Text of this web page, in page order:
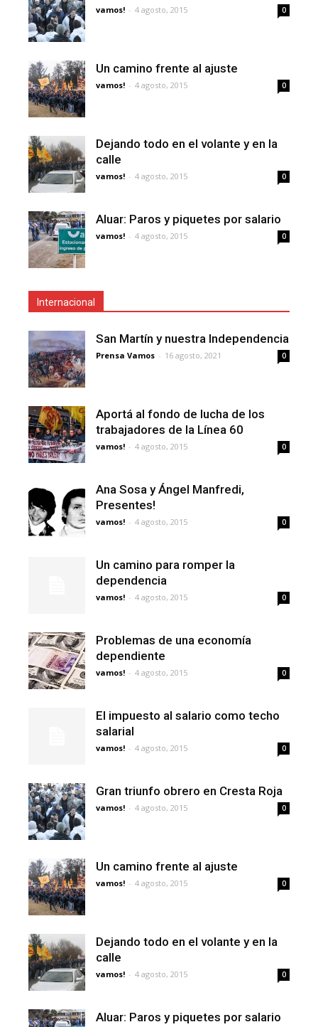
vamos! - 4 agosto, 2015 0
Un camino frente al ajuste
vamos! - 4 agosto, 2015 0
Dejando todo en el volante y en la
calle
vamos! - 4 agosto, 2015 0
Aluar: Paros y piquetes por salario
vamos! - 4 agosto, 2015 0
Internacional
San Martín y nuestra Independencia
Prensa Vamos - 16 agosto, 2021 0
Aportá al fondo de lucha de los
trabajadores de la Línea 60
vamos! - 4 agosto, 2015 0
Ana Sosa y Ángel Manfredi,
Presentes!
vamos! - 4 agosto, 2015 0
Un camino para romper la
dependencia
vamos! - 4 agosto, 2015 0
Problemas de una economía
dependiente
vamos! - 4 agosto, 2015 0
El impuesto al salario como techo
salarial
vamos! - 4 agosto, 2015 0
Gran triunfo obrero en Cresta Roja
vamos! - 4 agosto, 2015 0
Un camino frente al ajuste
vamos! - 4 agosto, 2015 0
Dejando todo en el volante y en la
calle
vamos! - 4 agosto, 2015 0
Aluar: Paros y piquetes por salario